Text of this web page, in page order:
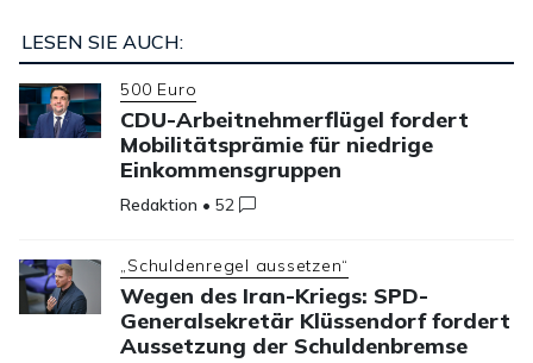
LESEN SIE AUCH:
500 Euro
CDU-Arbeitnehmerflügel fordert
Mobilitätsprämie für niedrige
Einkommensgruppen
Redaktion •52
„Schuldenregel aussetzen“
Wegen des Iran-Kriegs: SPD-
Generalsekretär Klüssendorf fordert
Aussetzung der Schuldenbremse